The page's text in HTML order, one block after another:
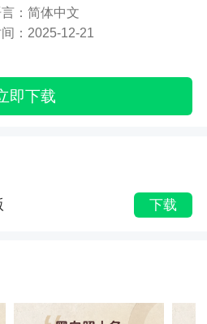
：简体中文
：2025-12-21
即下载
下载